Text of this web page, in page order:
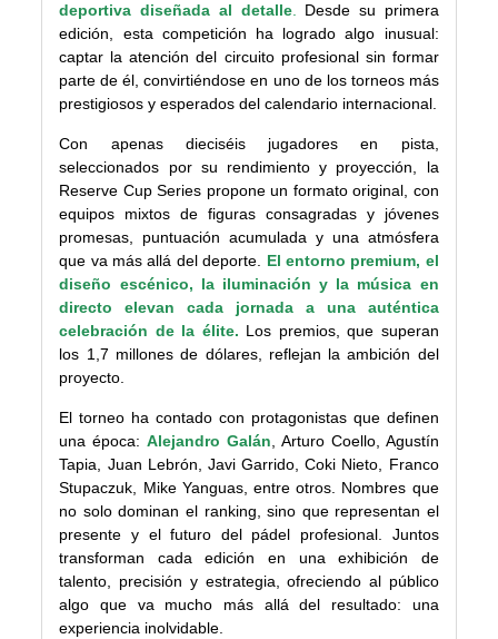
deportiva diseñada al detalle.
Desde su primera
edición, esta competición ha logrado algo inusual:
captar la atención del circuito profesional sin formar
parte de él, convirtiéndose en uno de los torneos más
prestigiosos y esperados del calendario internacional.
Con apenas dieciséis jugadores en pista,
seleccionados por su rendimiento y proyección, la
Reserve Cup Series propone un formato original, con
equipos mixtos de figuras consagradas y jóvenes
promesas, puntuación acumulada y una atmósfera
que va más allá del deporte. El entorno premium, el
diseño escénico, la iluminación y la música en
directo elevan cada jornada a una auténtica
celebración de la élite. Los premios, que superan
los 1,7 millones de dólares, reflejan la ambición del
proyecto.
El torneo ha contado con protagonistas que definen
una época:Alejandro Galán , Arturo Coello, Agustín
Tapia, Juan Lebrón, Javi Garrido, Coki Nieto, Franco
Stupaczuk, Mike Yanguas, entre otros. Nombres que
no solo dominan el ranking, sino que representan el
presente y el futuro del pádel profesional. Juntos
transforman cada edición en una exhibición de
talento, precisión y estrategia, ofreciendo al público
algo que va mucho más allá del resultado: una
experiencia inolvidable.